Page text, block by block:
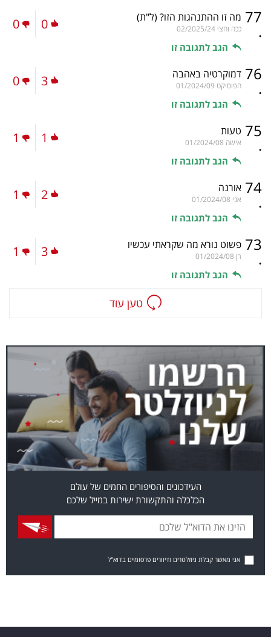
77
.
מה זו ההתנהגות הזו? (ל"ת)
ככה וחצי 02/2025/24
הגב לתגובה זו
0
0
76
.
דמוקרטיה באהבה
הפוסיקט 01/2024/09
הגב לתגובה זו
3
0
75
.
טעות
אישה 01/2024/08
הגב לתגובה זו
1
1
74
.
אורנה
אני 01/2024/08
הגב לתגובה זו
2
1
73
.
פשוט נורא מה שקראתי עכשיו
רן 01/2024/08
הגב לתגובה זו
3
1
טען עוד
העידכונים והסיפורים החמים של עולם
הכלכלה והתקשורת ישירות במייל שלכם
אני מאשר קבלת ניוזלטרים ודיוורים פרסומיים בדוא"ל